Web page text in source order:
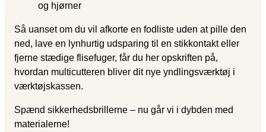
og hjørner
Så uanset om du vil afkorte en fodliste uden at pille den
ned, lave en lynhurtig udsparing til en stikkontakt eller
fjerne stædige flisefuger, får du her opskriften på,
hvordan multicutteren bliver dit nye yndlingsværktøj i
værktøjskassen.
Spænd sikkerhedsbrillerne – nu går vi i dybden med
materialerne!